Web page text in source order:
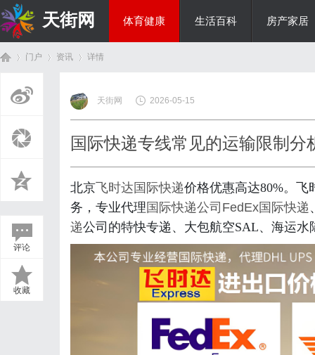
天街网 体育健康 生活百科 房产家居
门户 资讯
›
详情
评论
收藏
天街网 2026-05-15
国际快递专线常见的运输限制
北京 飞时达 国际快递价格优惠高达80%。
务，专业代理 国际快递公司 FedEx国际快递
递公司的特快专递、大包航空SAL、海运水